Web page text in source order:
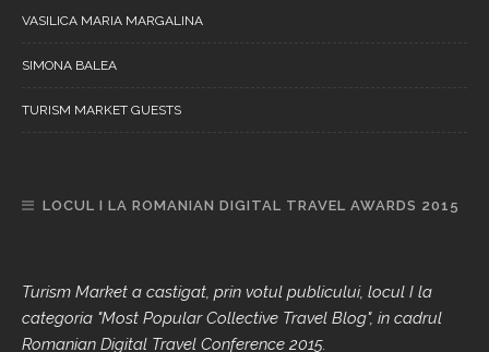
VASILICA MARIA MARGALINA
SIMONA BALEA
TURISM MARKET GUESTS
LOCUL I LA ROMANIAN DIGITAL TRAVEL AWARDS 2015
Turism Market a castigat, prin votul publicului, locul I la
categoria "Most Popular Collective Travel Blog", in cadrul
Romanian Digital Travel Conference 2015.